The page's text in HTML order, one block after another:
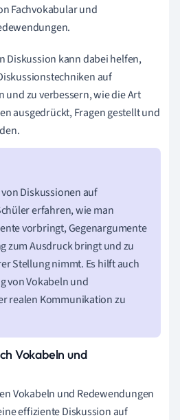
Fachvokabular und
Diskussion kann dabei helfen,
auf
und zu verbessern, wie die Art
ausgedrückt, Fragen gestellt und
Diskussionen auf
erfahren, wie man
vorbringt, Gegenargumente
zum Ausdruck bringt und zu
Stellung nimmt. Es hilft auch
von Vokabeln und
realen Kommunikation zu
Vokabeln und
Vokabeln und Redewendungen
effiziente Diskussion auf